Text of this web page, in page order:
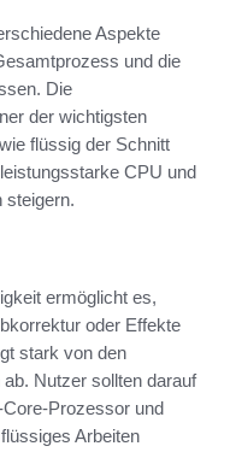
Aspekte
und die
Die
der wichtigsten
flüssig der Schnitt
CPU und
steigern.
ermöglicht es,
oder Effekte
stark von den
Nutzer sollten darauf
Prozessor und
Arbeiten